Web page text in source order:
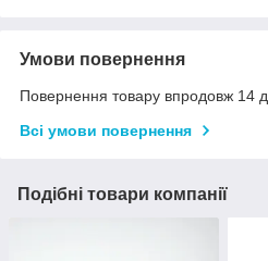
Умови повернення
Повернення товару впродовж 14
Всі умови повернення
Подібні товари компанії